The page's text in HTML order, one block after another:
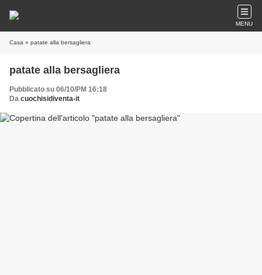
MENU
Casa » patate alla bersagliera
patate alla bersagliera
Pubblicato su 06/10/PM 16:18
Da cuochisidiventa-it